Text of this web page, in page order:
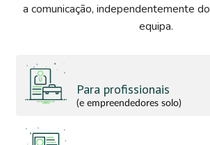
a comunicação, independentemente
equipa.
Para profissionais
(e empreendedores solo)